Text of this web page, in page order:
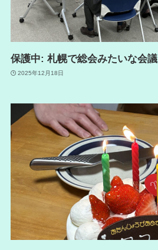
保護中: 札幌で総会みたいな会議
2025年12月18日